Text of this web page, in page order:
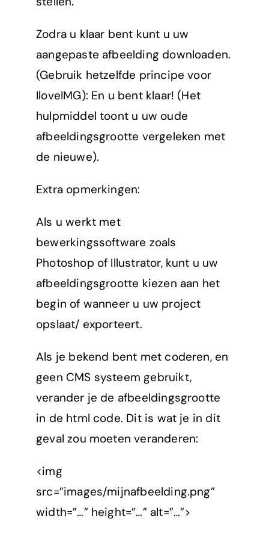
Zodra u klaar bent kunt u uw
aangepaste afbeelding downloaden.
(Gebruik hetzelfde principe voor
IloveIMG): En u bent klaar! (Het
hulpmiddel toont u uw oude
afbeeldingsgrootte vergeleken met
de nieuwe).
Extra opmerkingen:
Als u werkt met
bewerkingssoftware zoals
Photoshop of Illustrator, kunt u uw
afbeeldingsgrootte kiezen aan het
begin of wanneer u uw project
opslaat/ exporteert.
Als je bekend bent met coderen, en
geen CMS systeem gebruikt,
verander je de afbeeldingsgrootte
in de html code. Dit is wat je in dit
geval zou moeten veranderen:
<img
src=”images/mijnafbeelding.png”
width=”…” height=”…” alt=”…”>